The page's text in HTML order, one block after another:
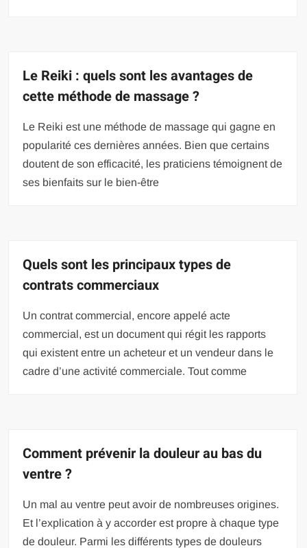
Le Reiki : quels sont les avantages de
cette méthode de massage ?
Le Reiki est une méthode de massage qui gagne en
popularité ces dernières années. Bien que certains
doutent de son efficacité, les praticiens témoignent de
ses bienfaits sur le bien-être
Quels sont les principaux types de
contrats commerciaux
Un contrat commercial, encore appelé acte
commercial, est un document qui régit les rapports
qui existent entre un acheteur et un vendeur dans le
cadre d’une activité commerciale. Tout comme
Comment prévenir la douleur au bas du
ventre ?
Un mal au ventre peut avoir de nombreuses origines.
Et l’explication à y accorder est propre à chaque type
de douleur. Parmi les différents types de douleurs